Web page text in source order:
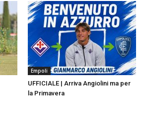
Empoli
UFFICIALE | Arriva Angiolini ma per
la Primavera